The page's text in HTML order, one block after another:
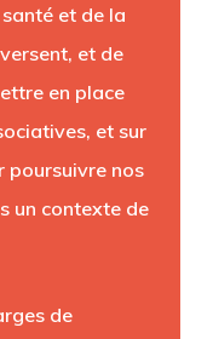
et de la
et de
en place
et sur
poursuivre nos
un contexte de
de